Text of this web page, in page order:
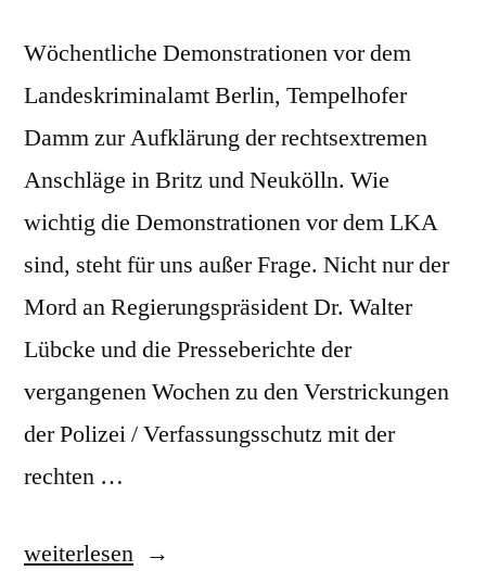
Wöchentliche Demonstrationen vor dem
Landeskriminalamt Berlin, Tempelhofer
Damm zur Aufklärung der rechtsextremen
Anschläge in Britz und Neukölln. Wie
wichtig die Demonstrationen vor dem LKA
sind, steht für uns außer Frage. Nicht nur der
Mord an Regierungspräsident Dr. Walter
Lübcke und die Presseberichte der
vergangenen Wochen zu den Verstrickungen
der Polizei / Verfassungsschutz mit der
rechten …
„Presseerklärung
weiterlesen